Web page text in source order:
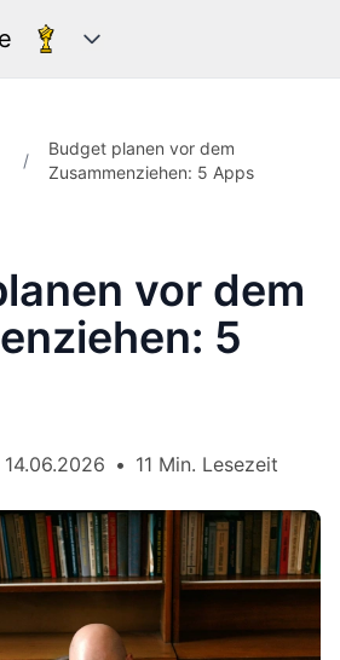
Kategorien
/
Budget planen vor dem
Zusammenziehen: 5 Apps
vor dem
5
14.06.2026 • 11 Min. Lesezeit